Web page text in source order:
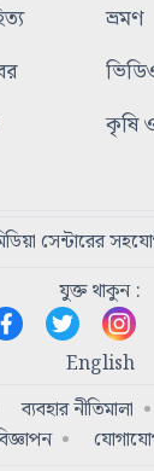
ভ্রমণ
কৃষি
সেন্টারের
যুক্ত থাকুন :
English
ব্যবহার নীতিমালা